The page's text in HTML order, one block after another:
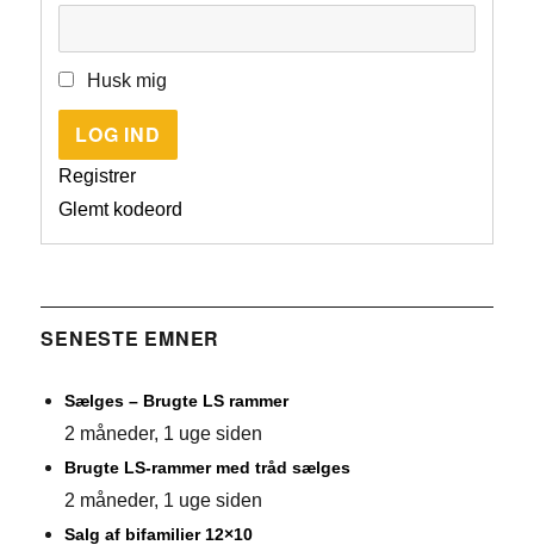
Husk mig
LOG IND
Registrer
Glemt kodeord
SENESTE EMNER
Sælges – Brugte LS rammer
2 måneder, 1 uge siden
Brugte LS-rammer med tråd sælges
2 måneder, 1 uge siden
Salg af bifamilier 12×10